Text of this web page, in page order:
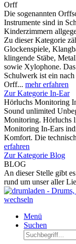
Orff
Die sogenannten
Instrumente sind in
Kinderzimmern
Zu dieser Kategorie
Glockenspiele,
klingende Stäbe,
sowie Xylophone.
Schulwerk ist ein
Orff... mehr erfahren
Zur Kategorie In-Ear
Hörluchs Monitoring
Sound unlimited
Monitoring. Hörluchs
Monitoring In-Ears
Komfort. Die
erfahren
Zur Kategorie Blog
BLOG
An dieser Stelle gibt
rund um unser aller
Menü
Suchen